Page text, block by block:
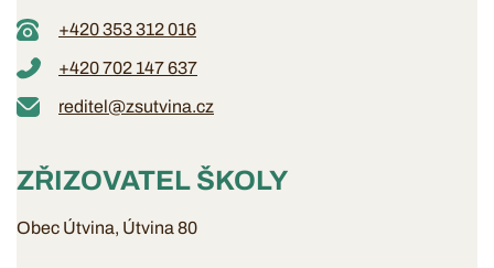
+420 353 312 016
+420 702 147 637
reditel@zsutvina.cz
ZŘIZOVATEL ŠKOLY
Obec Útvina, Útvina 80